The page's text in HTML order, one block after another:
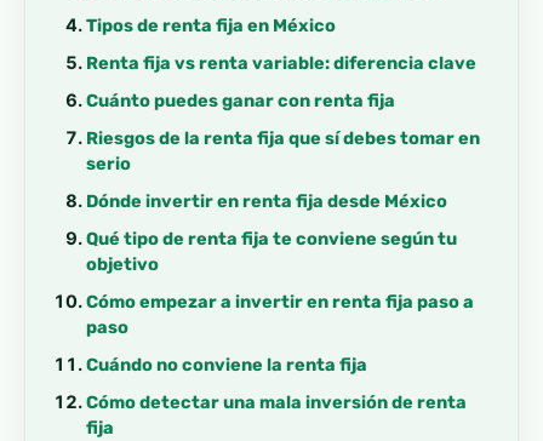
Tipos de renta fija en México
Renta fija vs renta variable: diferencia clave
Cuánto puedes ganar con renta fija
Riesgos de la renta fija que sí debes tomar en
serio
Dónde invertir en renta fija desde México
Qué tipo de renta fija te conviene según tu
objetivo
Cómo empezar a invertir en renta fija paso a
paso
Cuándo no conviene la renta fija
Cómo detectar una mala inversión de renta
fija